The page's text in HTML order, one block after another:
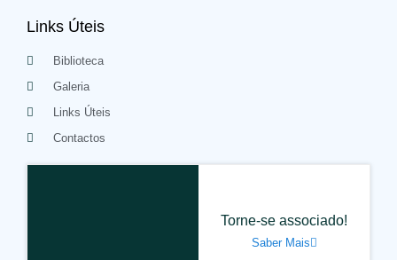
Links Úteis
Biblioteca
Galeria
Links Úteis
Contactos
Torne-se associado!
Saber Mais